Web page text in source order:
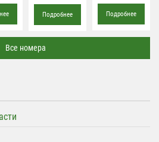
Подробнее Подробнее
Все номера